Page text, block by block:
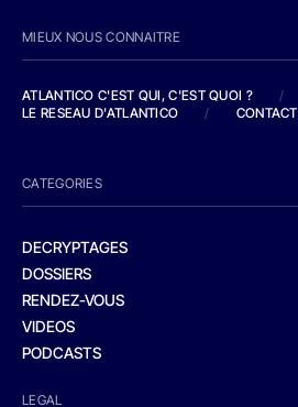
MIEUX NOUS CONNAITRE
ATLANTICO C'EST QUI, C'EST QUOI ?
/
LE RESEAU D'ATLANTICO
/ CONTACT
CATEGORIES
DECRYPTAGES
DOSSIERS
RENDEZ-VOUS
VIDEOS
PODCASTS
LEGAL